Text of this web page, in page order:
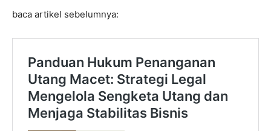
baca artikel sebelumnya: